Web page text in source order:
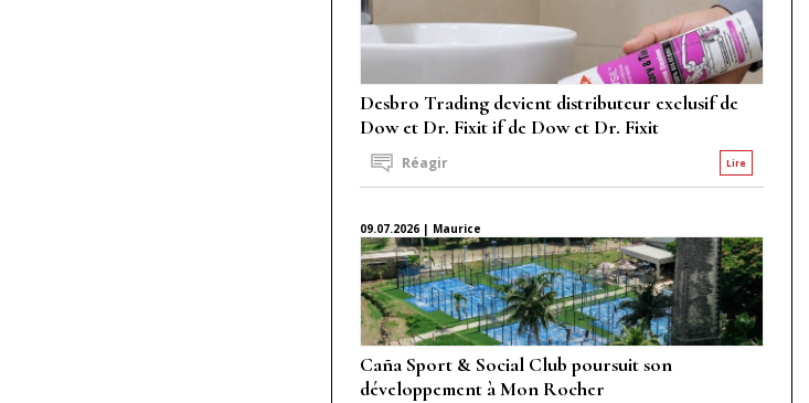
Desbro Trading devient distributeur exclusif de
Dow et Dr. Fixit if de Dow et Dr. Fixit
Lire
Réagir
09.07.2026 | Maurice
Caña Sport & Social Club poursuit son
développement à Mon Rocher